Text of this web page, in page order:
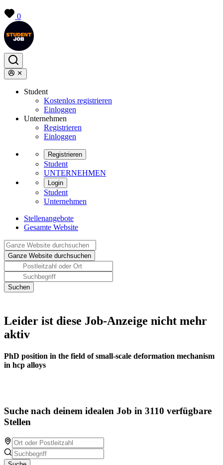
0
Student
Kostenlos registrieren
Einloggen
Unternehmen
Registrieren
Einloggen
Registrieren
Student
UNTERNEHMEN
Login
Student
Unternehmen
Stellenangebote
Gesamte Website
Leider ist diese Job-Anzeige nicht mehr
aktiv
PhD position in the field of small-scale deformation mechanism
in hcp alloys
Suche nach deinem idealen Job in 3110 verfügbare
Stellen